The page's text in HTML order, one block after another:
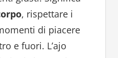
, rispettare i
di piacere
e fuori. L’ajo